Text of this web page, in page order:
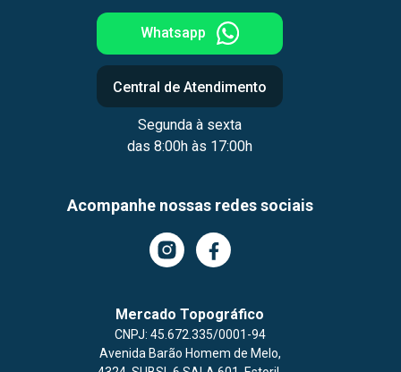
Whatsapp
Central de Atendimento
Segunda à sexta
das 8:00h às 17:00h
Acompanhe nossas redes sociais
Mercado Topográfico
CNPJ: 45.672.335/0001-94
Avenida Barão Homem de Melo,